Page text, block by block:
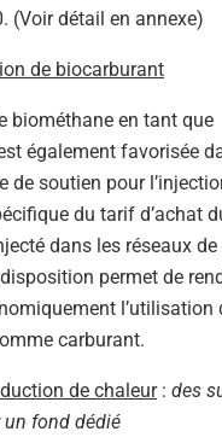
(Voir détail en annexe)
de biocarburant
biométhane en tant que
également favorisée
de soutien pour
du tarif d’achat
dans les réseaux de
permet de
l’utilisation
carburant.
de chaleur: des
un fond dédié